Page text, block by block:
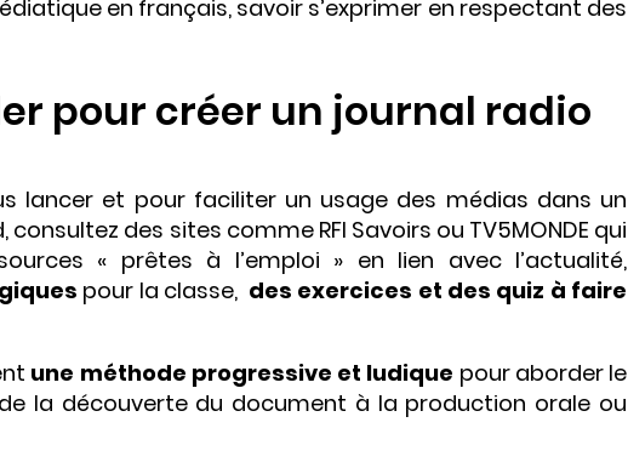
en français, savoir s’exprimer en respectant des
pour créer un journal radio
lancer et pour faciliter un usage des médias dans un
des sites comme RFI Savoirs ou TV5MONDE qui
« prêtes à l’emploi » en lien avec l’actualité,
pour la classe, des exercices et des quiz à faire
une méthode progressive et ludique pour aborder le
la découverte du document à la production orale ou